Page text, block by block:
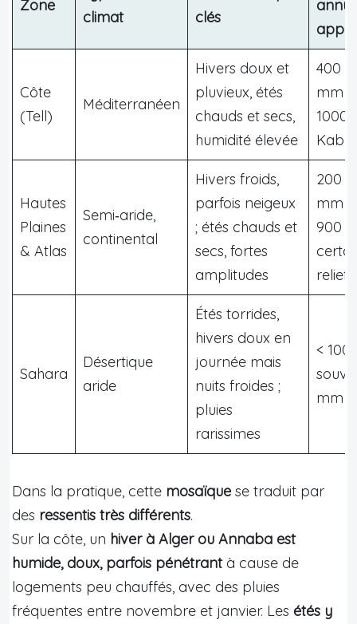
Zone
climat
clés
Côte
(Tell)
Méditerranéen
Hivers doux et
pluvieux, étés
chauds et secs,
humidité élevée
400
mm
1000
Hautes
Plaines
& Atlas
Semi‑aride,
continental
Hivers froids,
parfois neigeux
; étés chauds et
secs, fortes
amplitudes
200
mm
900
Sahara
Désertique
aride
Étés torrides,
hivers doux en
journée mais
nuits froides ;
pluies
rarissimes
< 100
mm
Dans la pratique, cette mosaïque se traduit par
des ressentis très différents.
Sur la côte, un hiver à Alger ou Annaba est
humide, doux, parfois pénétrantà cause de
logements peu chauffés, avec des pluies
fréquentes entre novembre et janvier. Les étés y